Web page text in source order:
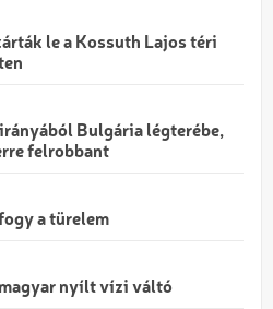
le a Kossuth Lajos téri
Bulgária légterébe,
felrobbant
a türelem
nyílt vízi váltó